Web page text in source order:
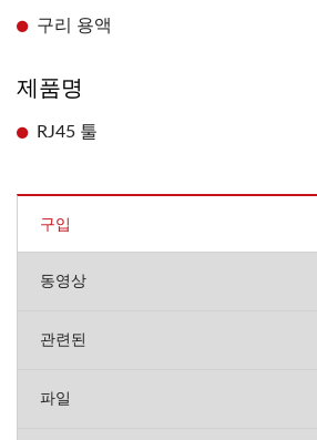
구리 용액
제품명
RJ45 툴
구입
동영상
관련된
파일